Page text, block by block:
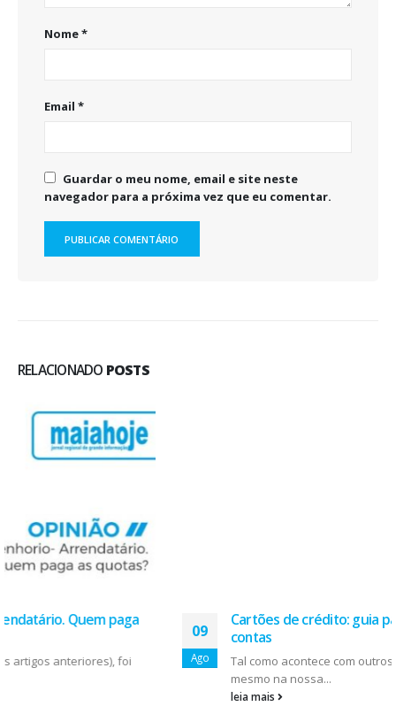
Nome*
Email *
Guardar o meu nome, email e site neste
navegador para a próxima vez que eu comentar.
RELACIONADO POSTS
09
Ago
Cartões de crédito: guia para organizar melhor as
Tal como acontece com outros produtos financeiros, e